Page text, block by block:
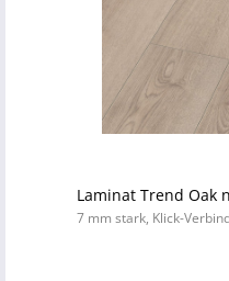
Laminat Trend Oak
7 mm stark, Klick-